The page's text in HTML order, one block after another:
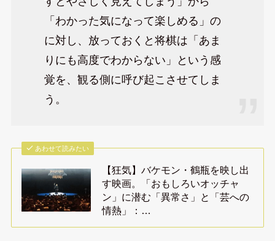
「わかった気になって楽しめる」の
に対し、放っておくと将棋は「あま
りにも高度でわからない」という感
覚を、観る側に呼び起こさせてしま
う。
あわせて読みたい
【狂気】バケモン・鶴瓶を映し出
す映画。「おもしろいオッチャ
ン」に潜む「異常さ」と「芸への
情熱」：…